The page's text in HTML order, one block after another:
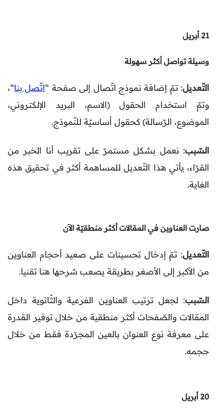
21 أبريل
وسيلة تواصل أكثر سهولة
التّعديل: تمّ إضافة نموذج اتّصال إلى صفحة “اتّصل بنا“،
وتمّ استخدام الحقول (الاسم، البريد الإلكتروني،
الموضوع، الرّسالة) كحقول أساسيّة للنّموذج.
السّبب: نعمل بشكل مستمرّ على تقريب أنا الخبر من
القرّاء، يأتي هذا التّعديل للمساهمة أكثر في تحقيق هذه
الغاية.
صارت العناوين في المقالات أكثر منطقيّة الآن
التّعديل: تمّ إدخال تحسينات على صعيد أحجام العناوين
من الأكبر إلى الأصغر بطريقة يصعب شرحها هنا تقنيا.
السّبب: لجعل ترتيب العناوين الفرعية والثّانوية داخل
المقالات والصّفحات أكثر منطقية من خلال توفير القدرة
على معرفة نوع العنوان بالعين المجرّدة فقط من خلال
حجمه.
20 أبريل